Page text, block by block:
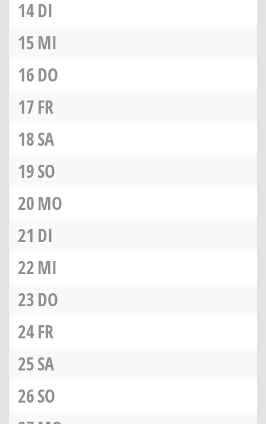
14DI
15MI
16DO
17FR
18SA
19SO
20MO
21 DI
22MI
23DO
24FR
25SA
26SO